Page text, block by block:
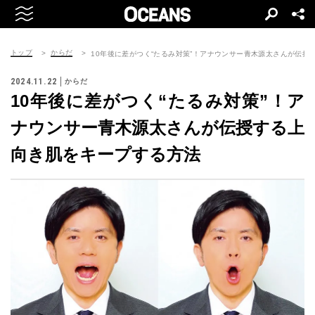
トップ からだ 10年後に差がつく“たるみ対策”！アナウンサー青木源太さんが伝授
2024.11.22 からだ
10年後に差がつく“たるみ対策”！ア
ナウンサー青木源太さんが伝授する上
向き肌をキープする方法